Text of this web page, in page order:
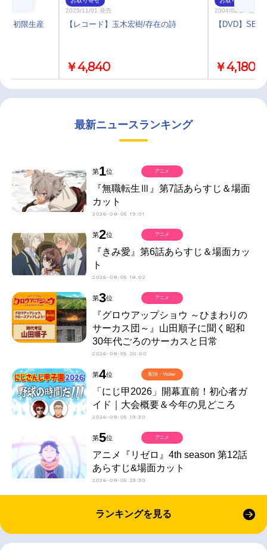
初限生産
2025/11/01 発売
【レコード】玉木宏樹/存在の詩
￥4,840
2004/02/27 発売
【DVD】
￥4,180
最新ニュースランキング
第1位
『無職転生Ⅲ』第7話あらすじ＆場面
カット
2026-08-05 19:01
アニメ
第2位
『きみ愛』第6話あらすじ＆場面カッ
ト
2026-08-05 18:02
アニメ
第3位
『グロウアップショウ ～ひまわりの
サーカス団～』山田順子に聞く昭和
30年代ごろのサーカスと日常
2026-08-05 20:00
アニメ
第4位
「にじ甲2026」開幕直前！初心者ガ
イド｜大会概要＆今年の見どころ
2026-08-05 19:30
配信・Vtuber
第5位
アニメ『リゼロ』4th season 第12話
あらすじ&場面カット
2026-08-05 23:30
アニメ
ランキングを見る